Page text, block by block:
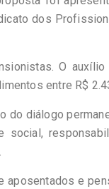
dos
O
entre R$
diálogo
aposentados e